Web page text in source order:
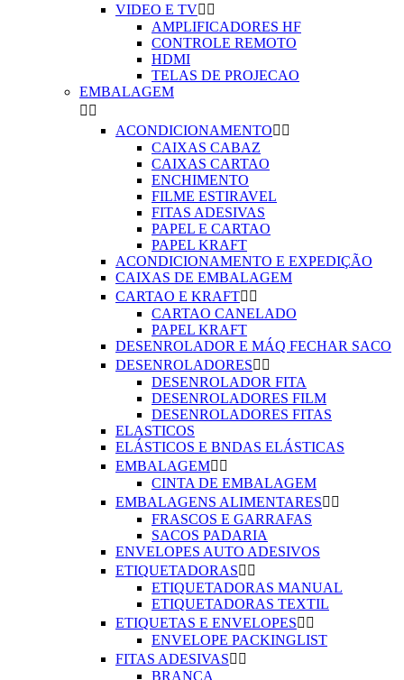
VIDEO E TV 
AMPLIFICADORES HF
CONTROLE REMOTO
HDMI
TELAS DE PROJECAO
EMBALAGEM
 
ACONDICIONAMENTO 
CAIXAS CABAZ
CAIXAS CARTAO
ENCHIMENTO
FILME ESTIRAVEL
FITAS ADESIVAS
PAPEL E CARTAO
PAPEL KRAFT
ACONDICIONAMENTO E EXPEDIÇÃO
CAIXAS DE EMBALAGEM
CARTAO E KRAFT 
CARTAO CANELADO
PAPEL KRAFT
DESENROLADOR E MÁQ FECHAR SACO
DESENROLADORES 
DESENROLADOR FITA
DESENROLADORES FILM
DESENROLADORES FITAS
ELASTICOS
ELÁSTICOS E BNDAS ELÁSTICAS
EMBALAGEM 
CINTA DE EMBALAGEM
EMBALAGENS ALIMENTARES 
FRASCOS E GARRAFAS
SACOS PADARIA
ENVELOPES AUTO ADESIVOS
ETIQUETADORAS 
ETIQUETADORAS MANUAL
ETIQUETADORAS TEXTIL
ETIQUETAS E ENVELOPES 
ENVELOPE PACKINGLIST
FITAS ADESIVAS 
BRANCA